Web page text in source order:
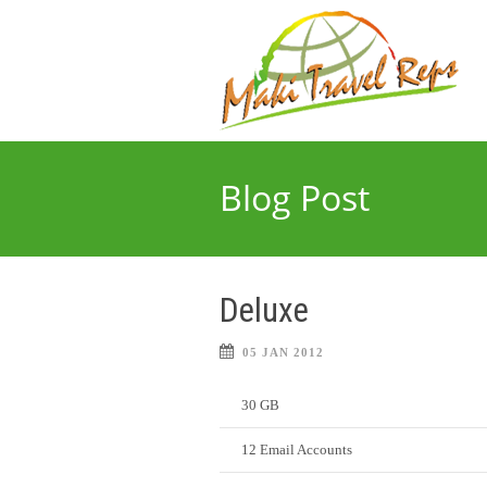
Blog Post
Deluxe
05 JAN 2012
30 GB
12 Email Accounts